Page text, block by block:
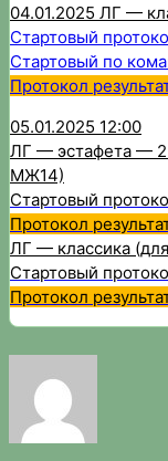
04.01.2025 ЛГ —
Стартовый
Стартовый по
Протокол
05.01.2025 12:00
ЛГ — эстафета —
МЖ14)
Стартовый
Протокол
ЛГ — классика
Стартовый
Протокол